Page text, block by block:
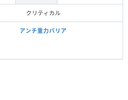
クリティカル
アンチ重力バリア